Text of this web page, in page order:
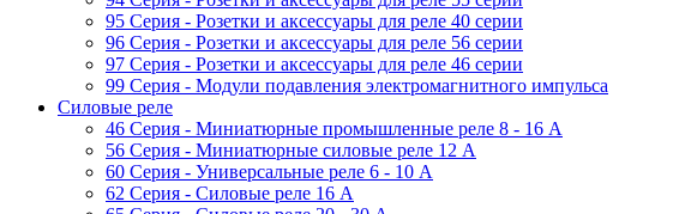
95 Серия - Розетки и аксессуары для реле 40 серии
96 Серия - Розетки и аксессуары для реле 56 cерии
97 Серия - Розетки и аксессуары для реле 46 cерии
99 Серия - Модули подавления электромагнитного импульса
Силовые реле
46 Серия - Миниатюрные промышленные реле 8 - 16 A
56 Серия - Миниатюрные силовые реле 12 A
60 Серия - Универсальные реле 6 - 10 A
62 Серия - Силовые реле 16 A